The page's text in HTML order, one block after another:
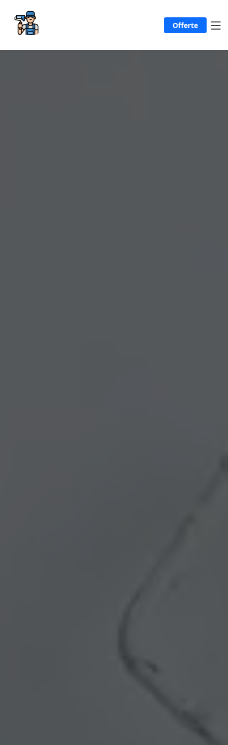
Offerte